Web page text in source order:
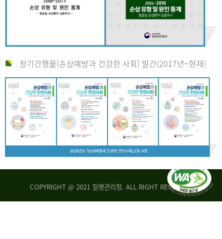
정기간행물(손상예방과 건강한 사회) 발간(2017년~현재)
COPYRIGHT @ 2021 질병관리청. ALL RIGHT RESERVED